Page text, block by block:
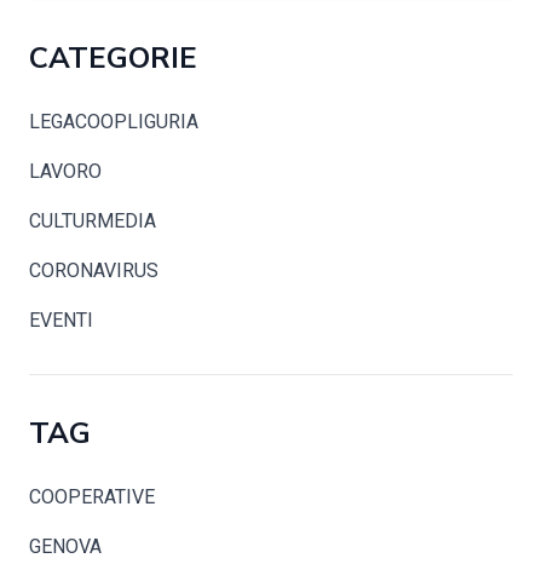
CATEGORIE
LEGACOOPLIGURIA
LAVORO
CULTURMEDIA
CORONAVIRUS
EVENTI
TAG
COOPERATIVE
GENOVA